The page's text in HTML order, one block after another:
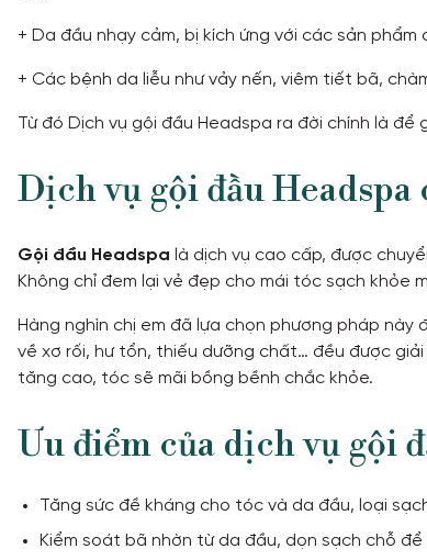
+ Da đầu nhạy cảm, bị kích ứng với các sản phẩm
+ Các bệnh da liễu như vảy nến, viêm tiết bã,
Từ đó Dịch vụ gội đầu Headspa ra đời chính là
Dịch vụ gội đầu Headspa
Gội đầu Headspa là dịch vụ cao cấp, được
Không chỉ đem lại vẻ đẹp cho mái tóc sạch khỏe
Hàng nghìn chị em đã lựa chọn phương pháp này
về xơ rối, hư tổn, thiếu dưỡng chất… đều được
tăng cao, tóc sẽ mãi bồng bềnh chắc khỏe.
Ưu điểm của dịch vụ gội
Tăng sức đề kháng cho tóc và da đầu, loại
Kiểm soát bã nhờn từ da đầu, dọn sạch chỗ